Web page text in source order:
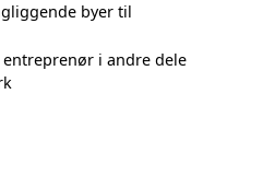
byer til
entreprenør i andre dele